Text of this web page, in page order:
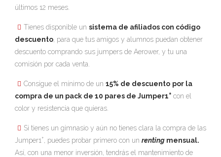
últimos 12 meses.
Tienes disponible un sistema de afiliados con código
descuento , para que tus amigos y alumnos puedan obtener
descuento comprando sus jumpers de Aerower, y tu una
comisión por cada venta.
Consigue el mínimo de un 15% de descuento por la
compra de un pack de 10 pares de Jumper1+ con el
color y resistencia que quieras.
Si tienes un gimnasio y aún no tienes clara la compra de las
Jumper1 + , puedes probar primero con un renting mensual.
Así, con una menor inversión, tendrás el mantenimiento de